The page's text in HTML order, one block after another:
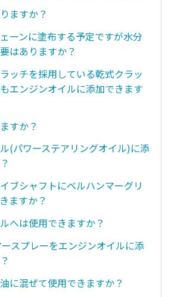
ますか？
ーンに塗布する予定ですが水分
はありますか？
ッチを採用している乾式クラッ
エンジンオイルに添加できます
すか？
(パワーステアリングオイル)に添
ブシャフトにベルハンマーグリ
ますか？
へは使用できますか？
スプレーをエンジンオイルに添
に混ぜて使用できますか？